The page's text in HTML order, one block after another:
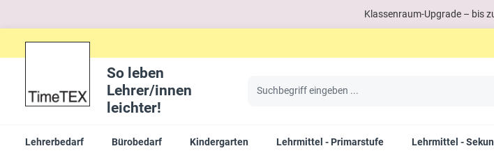
Klassenraum-Upgrade – bis
So leben
Lehrer/innen
leichter!
Lehrerbedarf Bürobedarf Kindergarten Lehrmittel - Primarstufe Lehrmittel -